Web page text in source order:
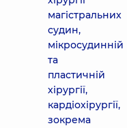
магістральних
судин,
мікросудинній
та
пластичній
хірургії,
кардіохірургії,
зокрема